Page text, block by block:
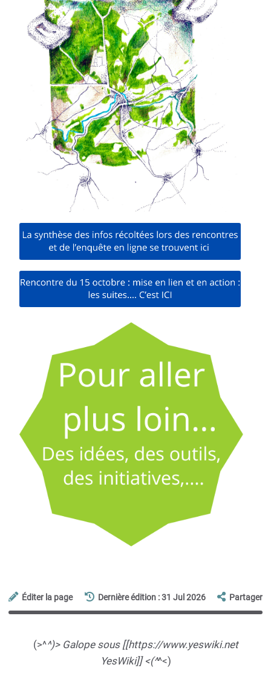
Éditer la page Dernière édition : 31 Jul 2026 Partager
(>^^)> Galope sous [[https://www.yeswiki.net
YesWiki]] <(^^<)